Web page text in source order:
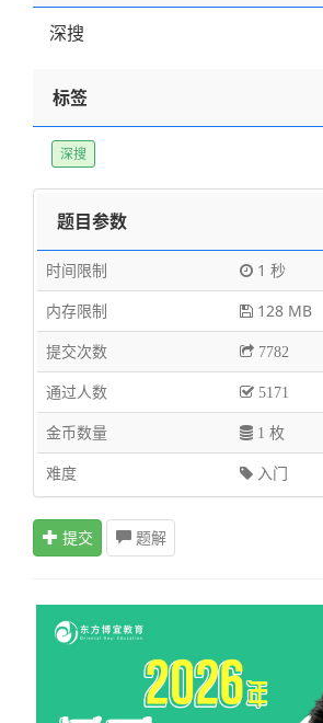
深搜
标签
深搜
题目参数
时间限制
1 秒
内存限制
128 MB
提交次数
7782
通过人数 5171
金币数量 1 枚
难度 入门
提交 题解